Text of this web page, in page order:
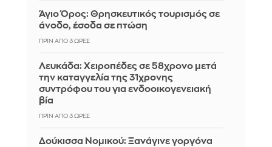
Άγιο Όρος: Θρησκευτικός τουρισμός σε
άνοδο, έσοδα σε πτώση
ΠΡΙΝ ΑΠΌ 3 ΏΡΕΣ
Λευκάδα: Χειροπέδες σε 58χρονο μετά
την καταγγελία της 31χρονης
συντρόφου του για ενδοοικογενειακή
βία
ΠΡΙΝ ΑΠΌ 3 ΏΡΕΣ
Δούκισσα Νομικού: Ξανάγινε γοργόνα